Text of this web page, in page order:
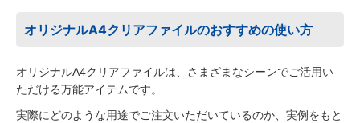
オリジナルA4クリアファイルのおすすめの使い方
オリジナルA4クリアファイルは、さまざまなシーンでご活用い
ただける万能アイテムです。
実際にどのような用途でご注文いただいているのか、実例をもと